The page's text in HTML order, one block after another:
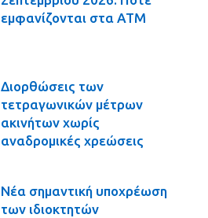
εμφανίζονται στα ΑΤΜ
Διορθώσεις των
τετραγωνικών μέτρων
ακινήτων χωρίς
αναδρομικές χρεώσεις
Νέα σημαντική υποχρέωση
των ιδιοκτητών